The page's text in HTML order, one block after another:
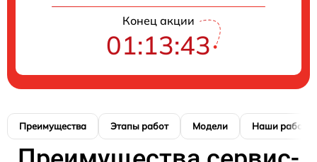
Конец акции
01:13:42
Преимущества Этапы работ Модели Наши работы